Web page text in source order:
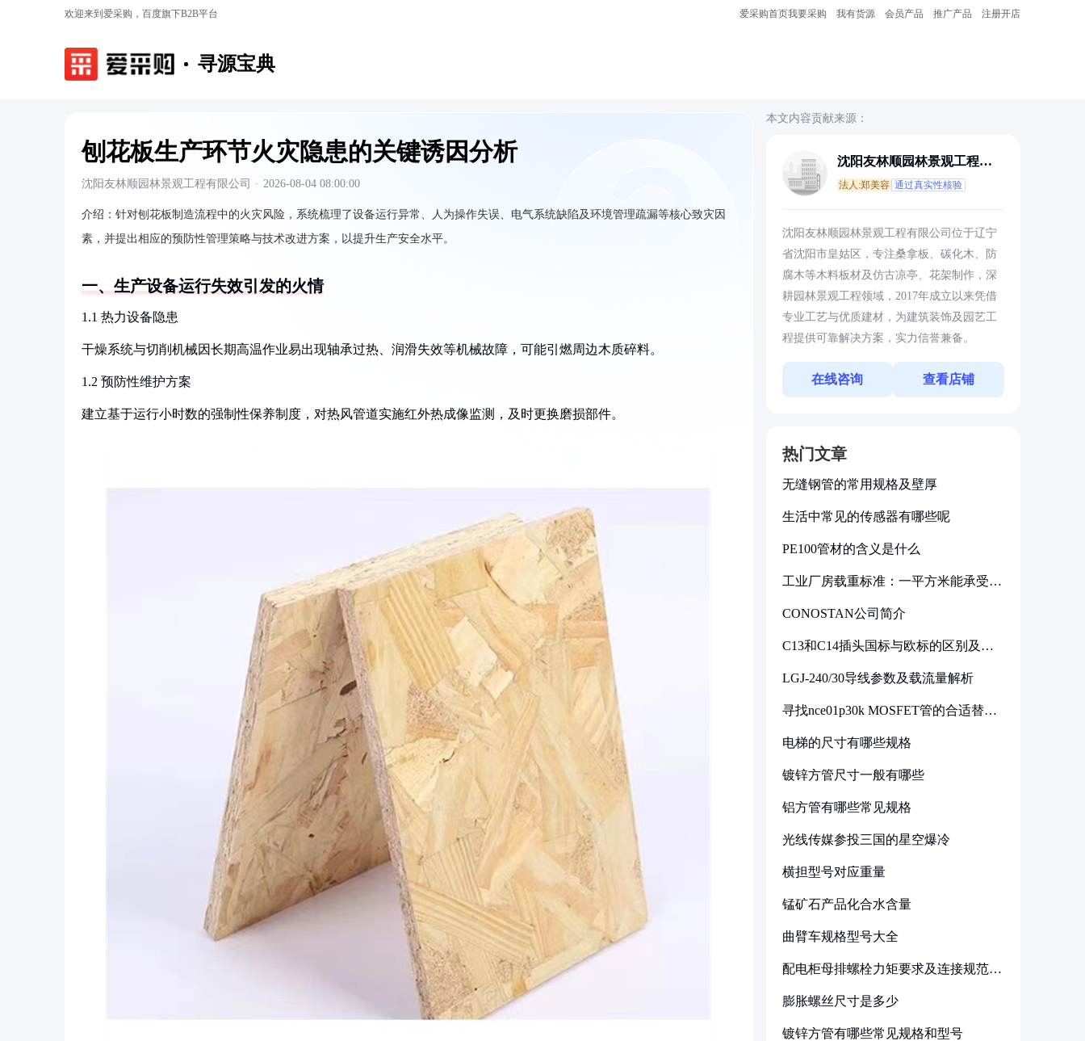
欢迎来到爱采购，百度旗下B2B平台 爱采购首页我要采购 我有货源 会员产品 推广产品 注册开店
寻源宝典
刨花板生产环节火灾隐患的关键诱因分析
沈阳友林顺园林景观工程有限公司 · 2026-08-04 08:00:00
介绍： 针对刨花板制造流程中的火灾风险，系统梳理了设备运行异常、人为操作失误、电气系统缺陷及环境管理疏漏等核心致灾因
素，并提出相应的预防性管理策略与技术改进方案，以提升生产安全水平。
一、生产设备运行失效引发的火情
1.1 热力设备隐患
干燥系统与切削机械因长期高温作业易出现轴承过热、润滑失效等机械故障，可能引燃周边木质碎料。
1.2 预防性维护方案
建立基于运行小时数的强制性保养制度，对热风管道实施红外热成像监测，及时更换磨损部件。
本文内容贡献来源：
沈阳友林顺园林景观工程有
法人:郑美容 通过真实性核验
沈阳友林顺园林景观工程有限公司位于辽宁
省沈阳市皇姑区，专注桑拿板、碳化木、防
腐木等木料板材及仿古凉亭、花架制作，深
耕园林景观工程领域，2017年成立以来凭借
专业工艺与优质建材，为建筑装饰及园艺工
程提供可靠解决方案，实力信誉兼备。
在线咨询 查看店铺
热门文章
无缝钢管的常用规格及壁厚
生活中常见的传感器有哪些呢
PE100管材的含义是什么
工业厂房载重标准：一平方米能承受多
CONOSTAN公司简介
C13和C14插头国标与欧标的区别及其
LGJ-240/30导线参数及载流量解析
寻找nce01p30k MOSFET管的合适替代
电梯的尺寸有哪些规格
镀锌方管尺寸一般有哪些
铝方管有哪些常见规格
光线传媒参投三国的星空爆冷
横担型号对应重量
锰矿石产品化合水含量
曲臂车规格型号大全
配电柜母排螺栓力矩要求及连接规范详
膨胀螺丝尺寸是多少
镀锌方管有哪些常见规格和型号